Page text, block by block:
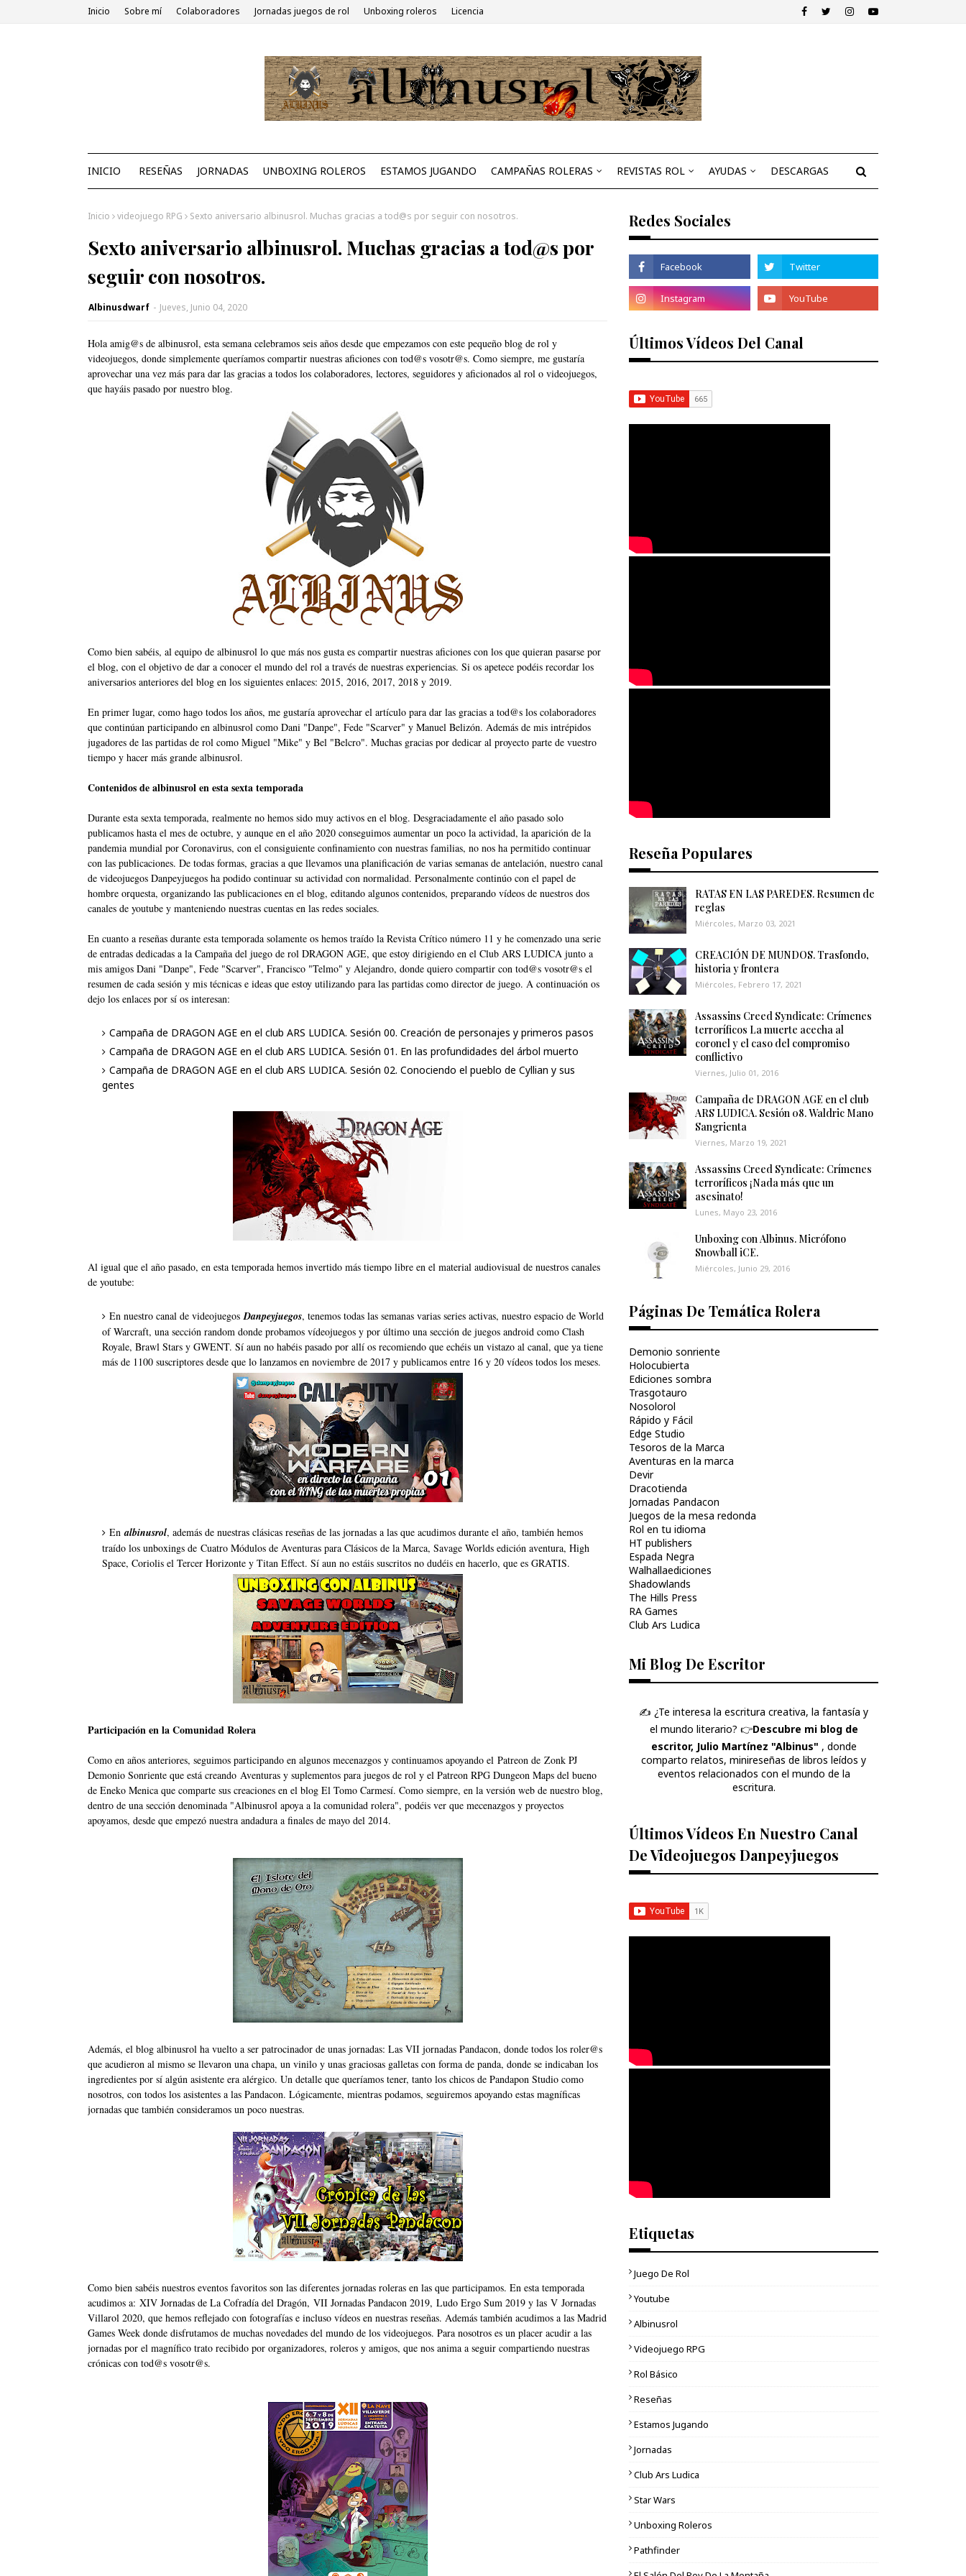
Inicio Sobre mí Colaboradores Jornadas juegos de rol Unboxing roleros Licencia
INICIO RESEÑAS JORNADAS UNBOXING ROLEROS ESTAMOS JUGANDO CAMPAÑAS ROLERAS REVISTAS ROL AYUDAS DESCARGAS
Inicio videojuego RPG Sexto aniversario albinusrol. Muchas gracias a tod@s por seguir con nosotros.
Sexto aniversario albinusrol. Muchas gracias a tod@s por
seguir con nosotros.
Albinusdwarf - Jueves, Junio 04, 2020
Hola amig@s de albinusrol, esta semana celebramos seis años desde que empezamos con este pequeño blog de rol y
videojuegos, donde simplemente queríamos compartir nuestras aficiones con tod@s vosotr@s. Como siempre, me gustaría
aprovechar una vez más para dar las gracias a todos los colaboradores, lectores, seguidores y aficionados al rol o videojuegos,
que hayáis pasado por nuestro blog.
Como bien sabéis, al equipo de albinusrol lo que más nos gusta es compartir nuestras aficiones con los que quieran pasarse por
el blog, con el objetivo de dar a conocer el mundo del rol a través de nuestras experiencias. Si os apetece podéis recordar los
aniversarios anteriores del blog en los siguientes enlaces: 2015, 2016, 2017, 2018 y 2019.
En primer lugar, como hago todos los años, me gustaría aprovechar el artículo para dar las gracias a tod@s los colaboradores
que continúan participando en albinusrol como Dani "Danpe", Fede "Scarver" y Manuel Belizón. Además de mis intrépidos
jugadores de las partidas de rol como Miguel "Mike" y Bel "Belcro". Muchas gracias por dedicar al proyecto parte de vuestro
tiempo y hacer más grande albinusrol.
Contenidos de albinusrol en esta sexta temporada
Durante esta sexta temporada, realmente no hemos sido muy activos en el blog. Desgraciadamente el año pasado solo
publicamos hasta el mes de octubre, y aunque en el año 2020 conseguimos aumentar un poco la actividad, la aparición de la
pandemia mundial por Coronavirus, con el consiguiente confinamiento con nuestras familias, no nos ha permitido continuar
con las publicaciones. De todas formas, gracias a que llevamos una planificación de varias semanas de antelación, nuestro canal
de videojuegos Danpeyjuegos ha podido continuar su actividad con normalidad. Personalmente continúo con el papel de
hombre orquesta, organizando las publicaciones en el blog, editando algunos contenidos, preparando vídeos de nuestros dos
canales de youtube y manteniendo nuestras cuentas en las redes sociales.
En cuanto a reseñas durante esta temporada solamente os hemos traído la Revista Crítico número 11 y he comenzado una serie
de entradas dedicadas a la Campaña del juego de rol DRAGON AGE, que estoy dirigiendo en el Club ARS LUDICA junto a
mis amigos Dani "Danpe", Fede "Scarver", Francisco "Telmo" y Alejandro, donde quiero compartir con tod@s vosotr@s el
resumen de cada sesión y mis técnicas e ideas que estoy utilizando para las partidas como director de juego. A continuación os
dejo los enlaces por sí os interesan:
Campaña de DRAGON AGE en el club ARS LUDICA. Sesión 00. Creación de personajes y primeros pasos
Campaña de DRAGON AGE en el club ARS LUDICA. Sesión 01. En las profundidades del árbol muerto
Campaña de DRAGON AGE en el club ARS LUDICA. Sesión 02. Conociendo el pueblo de Cyllian y sus
gentes
Al igual que el año pasado, en esta temporada hemos invertido más tiempo libre en el material audiovisual de nuestros canales
de youtube:
En nuestro canal de videojuegosDanpeyjuegos, tenemos todas las semanas varias series activas, nuestro espacio de World
of Warcraft, una sección random donde probamos vídeojuegos y por último una sección de juegos android como Clash
Royale, Brawl Stars y GWENT. Sí aun no habéis pasado por allí os recomiendo que echéis un vistazo al canal, que ya tiene
más de 1100 suscriptores desde que lo lanzamos en noviembre de 2017 y publicamos entre 16 y 20 vídeos todos los meses.
Enalbinusrol, además de nuestras clásicas reseñas de las jornadas a las que acudimos durante el año, también hemos
traído los unboxings de Cuatro Módulos de Aventuras para Clásicos de la Marca, Savage Worlds edición aventura, High
Space, Coriolis el Tercer Horizonte y Titan Effect. Sí aun no estáis suscritos no dudéis en hacerlo, que es GRATIS.
Participación en la Comunidad Rolera
Como en años anteriores, seguimos participando en algunos mecenazgos y continuamos apoyando el Patreon de Zonk PJ
Demonio Sonriente que está creando Aventuras y suplementos para juegos de rol y el Patreon RPG Dungeon Maps del bueno
de Eneko Menica que comparte sus creaciones en el blog El Tomo Carmesí. Como siempre, en la versión web de nuestro blog,
dentro de una sección denominada "Albinusrol apoya a la comunidad rolera", podéis ver que mecenazgos y proyectos
apoyamos, desde que empezó nuestra andadura a finales de mayo del 2014.
Además, el blog albinusrol ha vuelto a ser patrocinador de unas jornadas: Las VII jornadas Pandacon, donde todos los roler@s
que acudieron al mismo se llevaron una chapa, un vinilo y unas graciosas galletas con forma de panda, donde se indicaban los
ingredientes por sí algún asistente era alérgico. Un detalle que queríamos tener, tanto los chicos de Pandapon Studio como
nosotros, con todos los asistentes a las Pandacon. Lógicamente, mientras podamos, seguiremos apoyando estas magníficas
jornadas que también consideramos un poco nuestras.
Como bien sabéis nuestros eventos favoritos son las diferentes jornadas roleras en las que participamos. En esta temporada
acudimos a: XIV Jornadas de La Cofradía del Dragón, VII Jornadas Pandacon 2019, Ludo Ergo Sum 2019 y las V Jornadas
Villarol 2020, que hemos reflejado con fotografías e incluso vídeos en nuestras reseñas. Además también acudimos a las Madrid
Games Week donde disfrutamos de muchas novedades del mundo de los videojuegos. Para nosotros es un placer acudir a las
jornadas por el magnífico trato recibido por organizadores, roleros y amigos, que nos anima a seguir compartiendo nuestras
crónicas con tod@s vosotr@s.
Redes Sociales
Últimos Vídeos Del Canal
Reseña Populares
RATAS EN LAS PAREDES. Resumen de
reglas
Miércoles, Marzo 03, 2021
CREACIÓN DE MUNDOS. Trasfondo,
historia y frontera
Miércoles, Febrero 17, 2021
Assassins Creed Syndicate: Crímenes
terroríficos La muerte acecha al
coronel y el caso del compromiso
conflictivo
Viernes, Julio 01, 2016
Campaña de DRAGON AGE en el club
ARS LUDICA. Sesión 08. Waldric Mano
Sangrienta
Viernes, Marzo 19, 2021
Assassins Creed Syndicate: Crímenes
terroríficos ¡Nada más que un
asesinato!
Lunes, Mayo 23, 2016
Unboxing con Albinus. Micrófono
Snowball iCE.
Miércoles, Junio 29, 2016
Páginas De Temática Rolera
Demonio sonriente
Holocubierta
Ediciones sombra
Trasgotauro
Nosolorol
Rápido y Fácil
Edge Studio
Tesoros de la Marca
Aventuras en la marca
Devir
Dracotienda
Jornadas Pandacon
Juegos de la mesa redonda
Rol en tu idioma
HT publishers
Espada Negra
Walhallaediciones
Shadowlands
The Hills Press
RA Games
Club Ars Ludica
Mi Blog De Escritor
✍️ ¿Te interesa la escritura creativa, la fantasía y
el mundo literario? 👉​Descubre mi blog de
escritor, Julio Martínez "Albinus" , donde
comparto relatos, minireseñas de libros leídos y
eventos relacionados con el mundo de la
escritura.
Últimos Vídeos En Nuestro Canal
De Videojuegos Danpeyjuegos
Etiquetas
Juego De Rol
Youtube
Albinusrol
Videojuego RPG
Rol Básico
Reseñas
Estamos Jugando
Jornadas
Club Ars Ludica
Star Wars
Unboxing Roleros
Pathfinder